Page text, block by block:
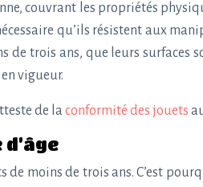
couvrant les propriétés
qu’ils résistent aux
trois ans, que leurs surfaces
vigueur.
de laconformité des jouets
moins de trois ans. C’est